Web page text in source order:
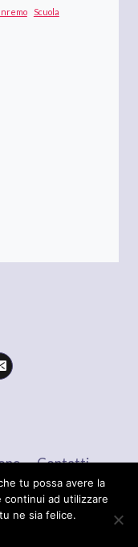
Scuola
Contatti
- Tema
tu possa avere la
continui ad utilizzare
ne sia felice.